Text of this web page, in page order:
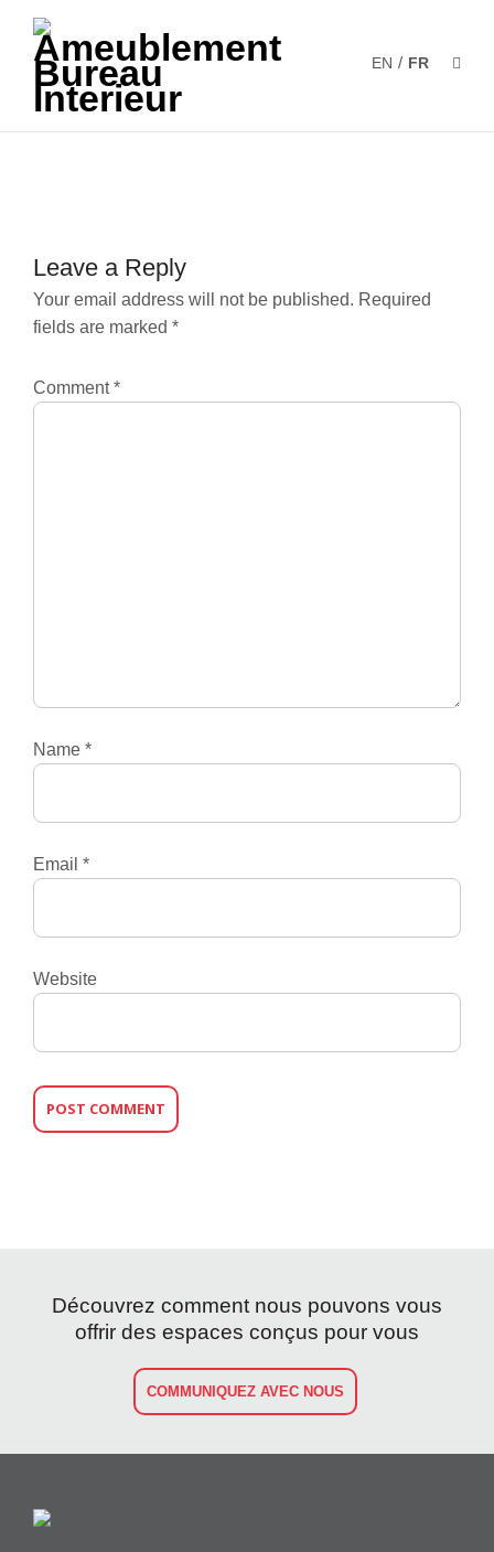
EN / FR
Leave a Reply
Your email address will not be published. Required
fields are marked *
Comment*
Name *
Email *
Website
Découvrez comment nous pouvons vous
offrir des espaces conçus pour vous
COMMUNIQUEZ AVEC NOUS